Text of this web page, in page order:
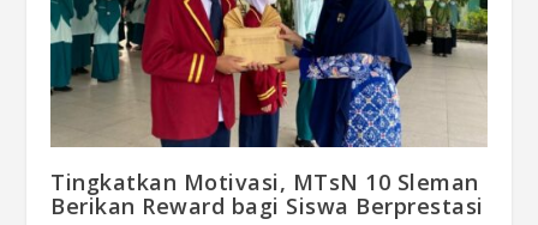
Tingkatkan Motivasi, MTsN 10 Sleman
Berikan Reward bagi Siswa Berprestasi